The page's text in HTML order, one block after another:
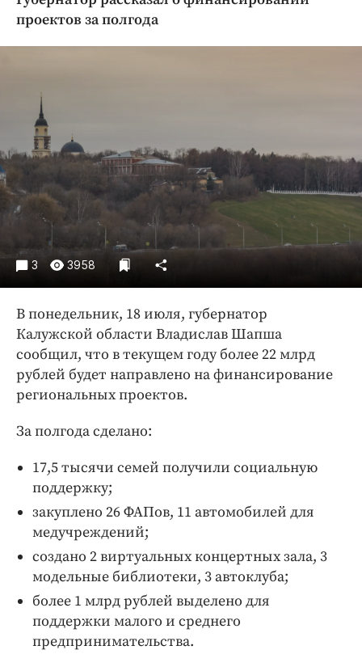
Криминал
Погода
Праздники
Происшествия
Спорт
Экономика и бизнес
ПРОЕКТЫ
Издания
Медиаперсона
Интересное чтиво
Клиника года
Работодатель года
проектов за полгода
3 3958
В понедельник, 18 июля, губернатор
Калужской области Владислав Шапша
сообщил, что в текущем году более 22 млрд
рублей будет направлено на финансирование
региональных проектов.
За полгода сделано:
17,5 тысячи семей получили социальную
поддержку;
закуплено 26 ФАПов, 11 автомобилей для
медучреждений;
создано 2 виртуальных концертных зала, 3
модельные библиотеки, 3 автоклуба;
более 1 млрд рублей выделено для
поддержки малого и среднего
предпринимательства.